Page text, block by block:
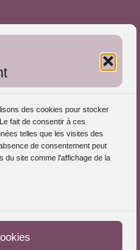
des cookies pour stocker
fait de consentir à ces
telles que les visites des
de consentement peut
du site comme l'affichage de la